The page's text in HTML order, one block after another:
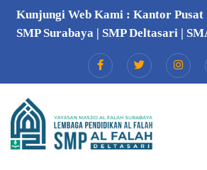
Kunjungi Web Kami : Kantor Pusat
SMP Surabaya | SMP Deltasari |